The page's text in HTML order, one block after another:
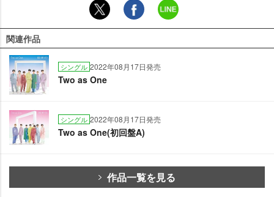
関連作品
シングル 2022年08月17日発売
Two as One
シングル 2022年08月17日発売
Two as One(初回盤A)
作品一覧を見る